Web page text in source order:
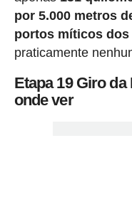
por 5.000 metros
portos míticos
praticamente
Etapa 19 Giro
onde ver